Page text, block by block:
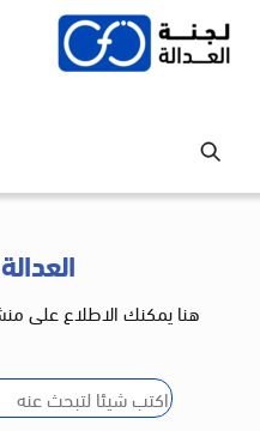
Skip
هنا يمكنك الاطلاع على